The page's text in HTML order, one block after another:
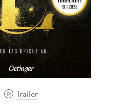
Trailer